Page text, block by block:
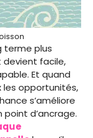
terme plus
devient facile,
Et quand
les opportunités,
s’améliore
d’ancrage.